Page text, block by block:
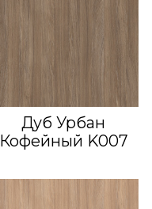
Дуб Урбан
Кофейный K007